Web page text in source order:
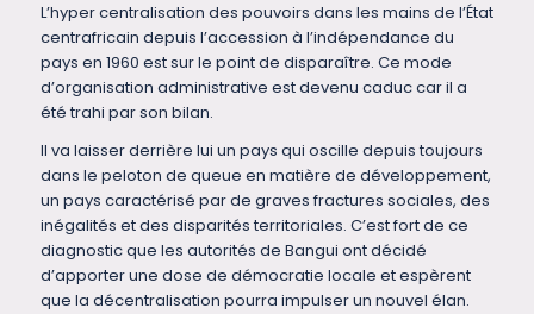
L’hyper centralisation des pouvoirs dans les mains de l’État
centrafricain depuis l’accession à l’indépendance du
pays en 1960 est sur le point de disparaître. Ce mode
d’organisation administrative est devenu caduc car il a
été trahi par son bilan.
Il va laisser derrière lui un pays qui oscille depuis toujours
dans le peloton de queue en matière de développement,
un pays caractérisé par de graves fractures sociales, des
inégalités et des disparités territoriales. C’est fort de ce
diagnostic que les autorités de Bangui ont décidé
d’apporter une dose de démocratie locale et espèrent
que la décentralisation pourra impulser un nouvel élan.